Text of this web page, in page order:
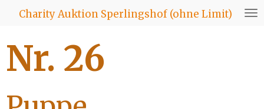
ZumCharity Auktion Sperlingshof (ohne Limit)
Nr. 26